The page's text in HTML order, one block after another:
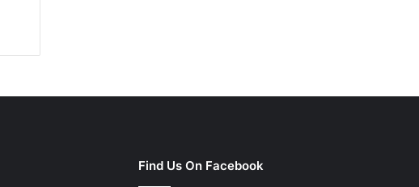
Find Us On Facebook